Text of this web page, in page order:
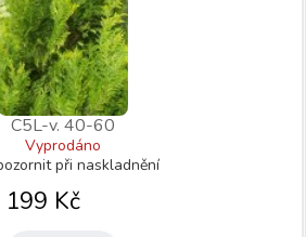
C5L-v. 40-60
Vyprodáno
199 Kč